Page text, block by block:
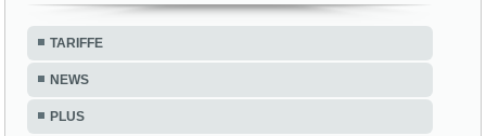
TARIFFE
NEWS
PLUS